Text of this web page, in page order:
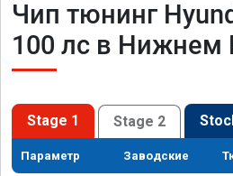
Чип тюнинг
100 лс в Нижнем
Stage 1 Stage 2
Параметр Заводские